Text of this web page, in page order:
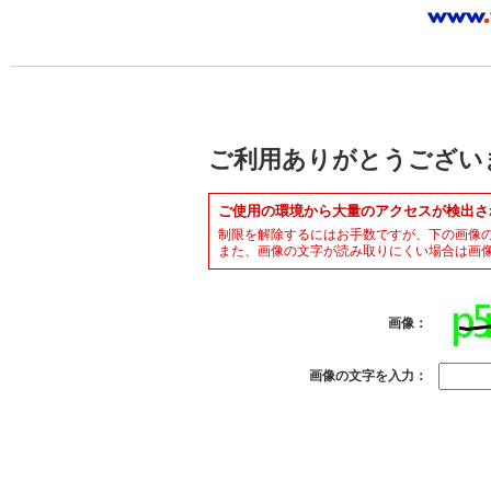
ご利用ありがとうござい
ご使用の環境から大量のアクセスが検出
制限を解除するにはお手数ですが、下の画像
また、画像の文字が読み取りにくい場合は画
画像：
画像の文字を入力：